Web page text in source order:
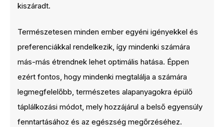
kiszáradt.
Természetesen minden ember egyéni igényekkel és
preferenciákkal rendelkezik, így mindenki számára
más-más étrendnek lehet optimális hatása. Éppen
ezért fontos, hogy mindenki megtalálja a számára
legmegfelelőbb, természetes alapanyagokra épülő
táplálkozási módot, mely hozzájárul a belső egyensúly
fenntartásához és az egészség megőrzéséhez.